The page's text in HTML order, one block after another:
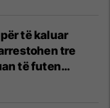
të kaluar
tre
të futen